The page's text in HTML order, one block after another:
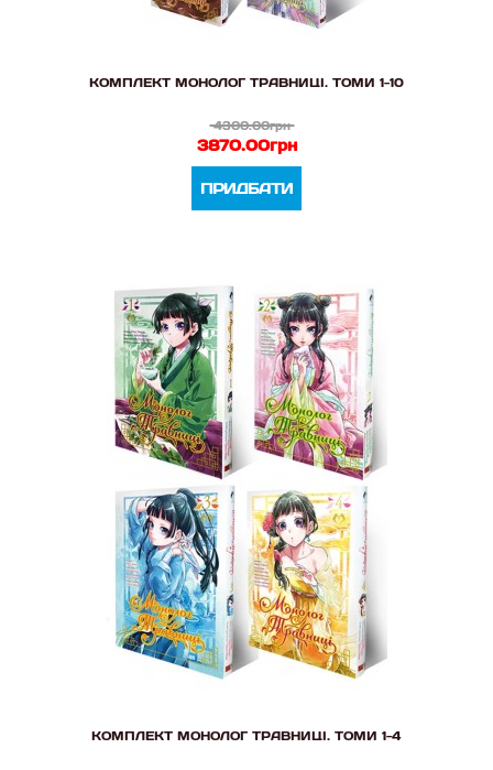
КОМПЛЕКТ МОНОЛОГ ТРАВНИЦІ. ТОМИ 1-10
4300.00грн
3870.00грн
ПРИДБАТИ
КОМПЛЕКТ МОНОЛОГ ТРАВНИЦІ. ТОМИ 1-4